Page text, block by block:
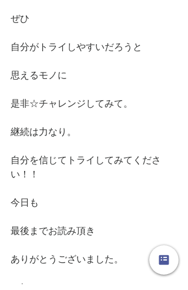
ぜひ
自分がトライしやすいだろうと
思えるモノに
是非☆チャレンジしてみて。
継続は力なり。
自分を信じてトライしてみてくださ
い！！
今日も
最後までお読み頂き
ありがとうございました。
poi